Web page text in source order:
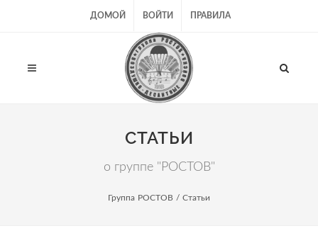
ДОМОЙ ВОЙТИ ПРАВИЛА
СТАТЬИ
о группе "РОСТОВ"
Группа РОСТОВ / Статьи